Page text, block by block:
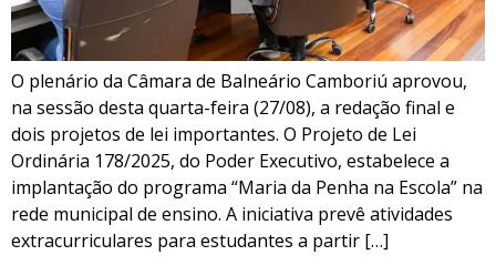
O plenário da Câmara de Balneário Camboriú aprovou,
na sessão desta quarta-feira (27/08), a redação final e
dois projetos de lei importantes. O Projeto de Lei
Ordinária 178/2025, do Poder Executivo, estabelece a
implantação do programa “Maria da Penha na Escola” na
rede municipal de ensino. A iniciativa prevê atividades
extracurriculares para estudantes a partir […]